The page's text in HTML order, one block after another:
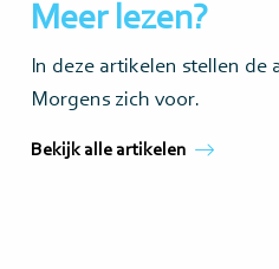
Meer lezen?
In deze artikelen stellen de
Morgens zich voor.
Bekijk alle artikelen